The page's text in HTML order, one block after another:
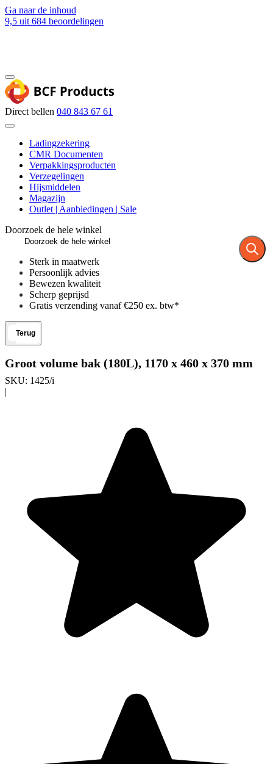
Ga naar de inhoud
9,5 uit 684 beoordelingen
Direct bellen 040 843 67 61
Ladingzekering
CMR Documenten
Verpakkingsproducten
Verzegelingen
Hijsmiddelen
Magazijn
Outlet | Aanbiedingen | Sale
Doorzoek de hele winkel
Sterk in maatwerk
Persoonlijk advies
Bewezen kwaliteit
Scherp geprijsd
Gratis verzending vanaf €250 ex. btw*
Terug
Groot volume bak (180L), 1170 x 460 x 370 mm
SKU: 1425/i
|